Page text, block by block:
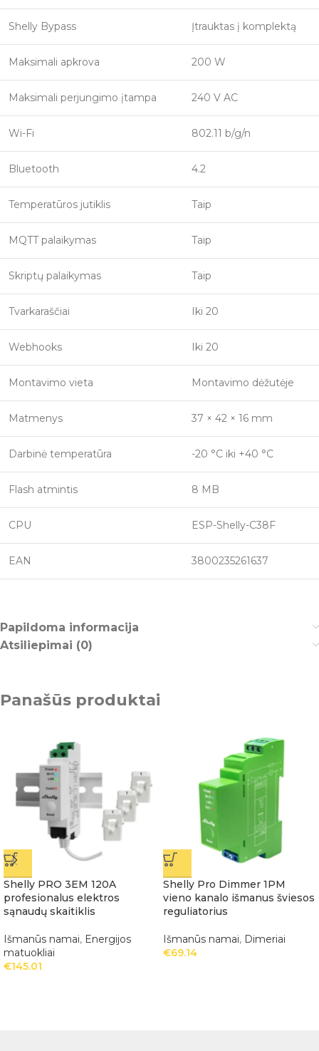
Shelly Bypass Įtrauktas į komplektą
Maksimali apkrova 200 W
Maksimali perjungimo įtampa 240 V AC
Wi-Fi 802.11 b/g/n
Bluetooth 4.2
Temperatūros jutiklis Taip
MQTT palaikymas Taip
Skriptų palaikymas Taip
Tvarkaraščiai Iki 20
Webhooks Iki 20
Montavimo vieta Montavimo dėžutėje
Matmenys 37 × 42 × 16 mm
Darbinė temperatūra -20 °C iki +40 °C
Flash atmintis 8 MB
CPU ESP-Shelly-C38F
EAN 3800235261637
Papildoma informacija
Atsiliepimai (0)
Panašūs produktai
Shelly PRO 3EM 120A
profesionalus elektros
sąnaudų skaitiklis
Išmanūs namai, Energijos
matuokliai
€145.01
Shelly Pro Dimmer 1PM
vieno kanalo išmanus šviesos
reguliatorius
Išmanūs namai, Dimeriai
€69.14